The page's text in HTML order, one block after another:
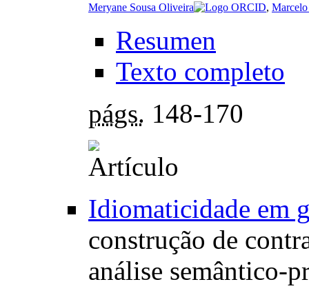
Meryane Sousa Oliveira ,
Resumen
Texto completo
págs. 148-170
Idiomaticidade em
construção de
análise semântico-